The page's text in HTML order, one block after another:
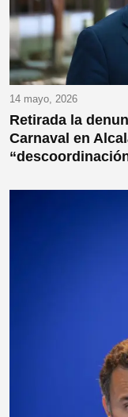
14 mayo, 2026
Retirada la
Carnaval en